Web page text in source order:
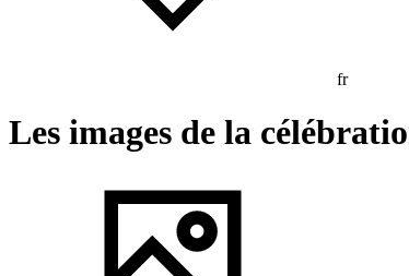
fr
Les images de la